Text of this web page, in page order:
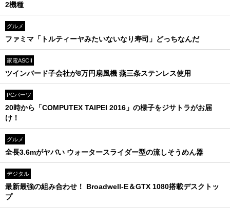
2機種
グルメ
ファミマ「トルティーヤみたいないなり寿司」どっちなんだ
家電ASCII
ツインバード子会社が8万円扇風機 燕三条ステンレス使用
PCパーツ
20時から「COMPUTEX TAIPEI 2016」の様子をジサトラがお届
け！
グルメ
全長3.6mがヤバい ウォータースライダー型の流しそうめん器
デジタル
最新最強の組み合わせ！ Broadwell-E＆GTX 1080搭載デスクトッ
プ